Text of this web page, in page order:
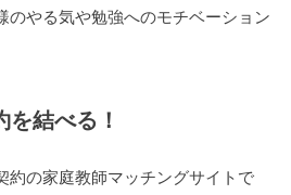
のやる気や勉強へのモチベーション
結べる！
約の家庭教師マッチングサイトで